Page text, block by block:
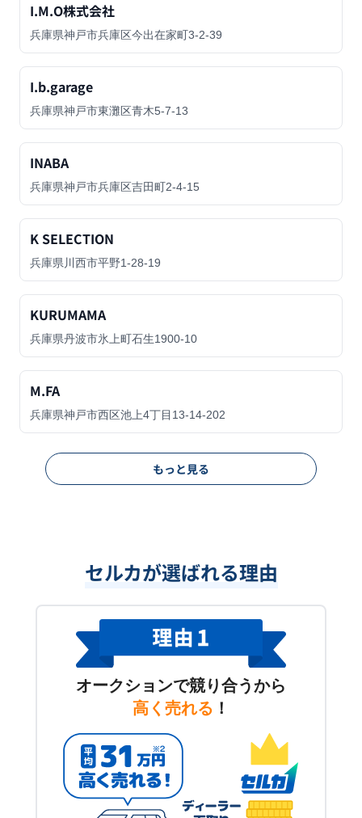
I.M.O株式会社
兵庫県神戸市兵庫区今出在家町3-2-39
I.b.garage
兵庫県神戸市東灘区青木5-7-13
INABA
兵庫県神戸市兵庫区吉田町2-4-15
K SELECTION
兵庫県川西市平野1-28-19
KURUMAMA
兵庫県丹波市氷上町石生1900-10
M.FA
兵庫県神戸市西区池上4丁目13-14-202
もっと見る
セルカが選ばれる理由
オークションで競り合うから
高く売れる ！